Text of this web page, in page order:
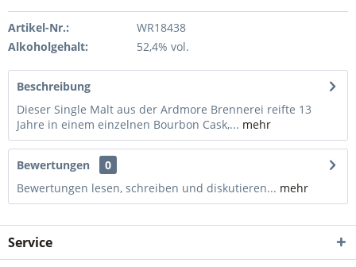
Artikel-Nr.:
WR18438
Alkoholgehalt:
52,4% vol.
Beschreibung
Dieser Single Malt aus der Ardmore Brennerei reifte 13
Jahre in einem einzelnen Bourbon Cask,... mehr
Bewertungen
0
Bewertungen lesen, schreiben und diskutieren... mehr
Service